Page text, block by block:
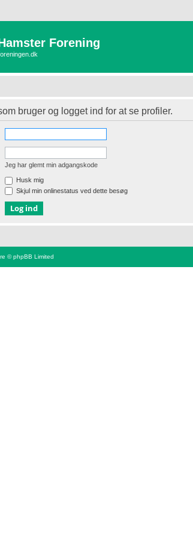
Forening
bruger og logget ind for at se profiler.
Jeg har glemt min adgangskode
Husk mig
Skjul min onlinestatus ved dette besøg
© phpBB Limited